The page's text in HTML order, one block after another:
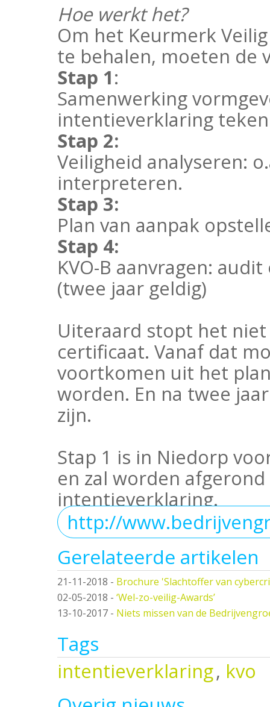
Hoe werkt het?
Om het Keurmerk
te behalen, moeten de
Stap 1:
Samenwerking
intentieverklaring
Stap 2:
Veiligheid analyseren:
interpreteren.
Stap 3:
Plan van aanpak
Stap 4:
KVO-B aanvragen:
(twee jaar geldig)
Uiteraard stopt het
certificaat. Vanaf dat
voortkomen uit het
worden. En na twee
zijn.
Stap 1 is in Niedorp
en zal worden
intentieverklaring.
http://
Gerelateerde artikelen
21-11-2018 - Brochure 'Slachtoffer van
02-05-2018 - ‘Wel-zo-veilig-Awards’
13-10-2017 - Niets missen van de
Tags
intentieverklaring, kvo